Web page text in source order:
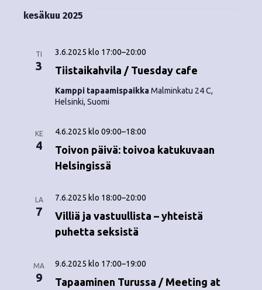
kesäkuu 2025
TI
3 Tiistaikahvila / Tuesday cafe
3.6.2025 klo 17:00–20:00
Kamppi tapaamispaikkaMalminkatu 24 C,
Helsinki, Suomi
KE
4
Toivon päivä: toivoa katukuvaan
Helsingissä
4.6.2025 klo 09:00–18:00
LA
7
Villiä ja vastuullista – yhteistä
puhetta seksistä
7.6.2025 klo 18:00–20:00
MA
9
Tapaaminen Turussa / Meeting at
9.6.2025 klo 17:00–19:00